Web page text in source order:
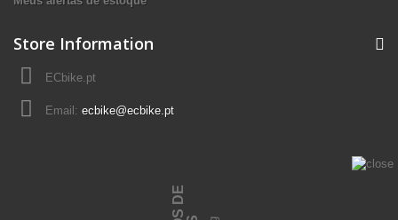
Store Information
ECbike.pt
Email: ecbike@ecbike.pt